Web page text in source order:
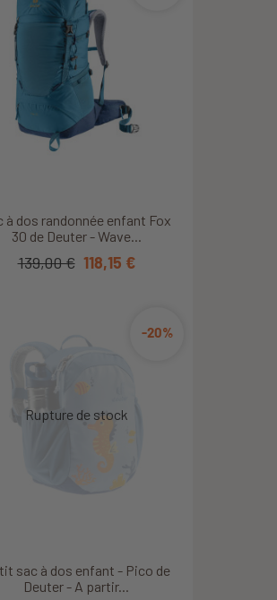
08/06
08/06
06
à dos randonnée enfant Fox
30 de Deuter - Wave...
139,00 € 118,15 €
sac à dos enfant - Pico de
Deuter - A partir...
-20%